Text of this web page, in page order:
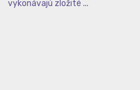
vykonávajú zložité ...